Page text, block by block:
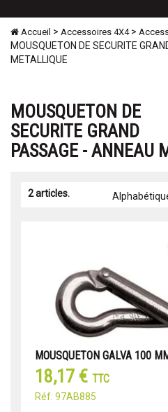
Accueil > Accessoires 4X4>
MOUSQUETON DE SECURITE
METALLIQUE
MOUSQUETON DE
SECURITE GRAND
PASSAGE - ANNEAU
2 articles.
MOUSQUETON GALVA 100
18,17 € TTC
Réf: 97AB885